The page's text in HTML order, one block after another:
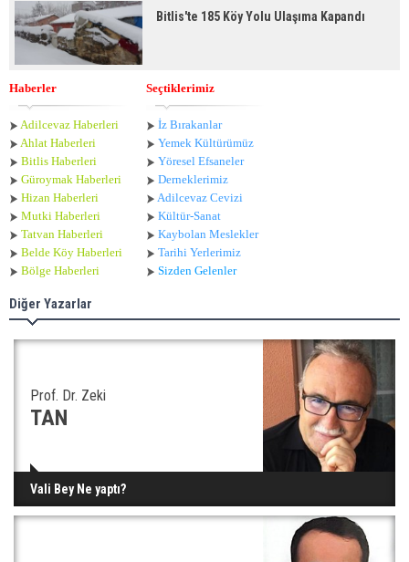
Bitlis'te 185 Köy Yolu Ulaşıma Kapandı
Haberler
Adilcevaz Haberleri
Ahlat Haberleri
Bitlis Haberleri
Güroymak Haberleri
Hizan Haberleri
Mutki Haberleri
Tatvan Haberleri
Belde Köy Haberleri
Bölge Haberleri
Seçtiklerimiz
İz Bırakanlar
Yemek Kültürümüz
Yöresel Efsaneler
Derneklerimiz
Adilcevaz Cevizi
Kültür-Sanat
Kaybolan Meslekler
Tarihi Yerlerimiz
Sizden Gelenler
Diğer Yazarlar
Prof. Dr. Zeki
TAN
Vali Bey Ne yaptı?